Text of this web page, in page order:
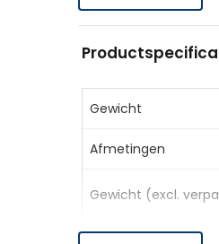
Sterke
Kleur:Grijs
Materiaal:
Zitmaat:74B x
Gewicht
Afmetingen
Gewicht (excl.